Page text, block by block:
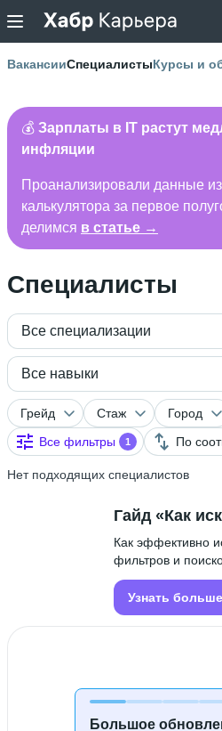
ВакансииСпециалистыКурсы и
💰 Зарплаты в IT растут
инфляции
Проанализировали данные
калькулятора за первое
делимся в статье →
Специалисты
Все специализации
Все навыки
Грейд Стаж Город
Все фильтры
1 По
Нет подходящих специалистов
Большое
Гайд «Как
Как эффективно
фильтров и
Узнать больше